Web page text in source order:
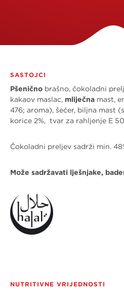
SASTOJCI
Pšenično brašno, čokoladni
kakaov maslac, mliječna mast,
476; aroma), šećer, biljna mast
korice 2%, tvar za rahljenje E
Čokoladni preljev sadrži min.
Može sadržavati lješnjake,
NUTRITIVNE VRIJEDNOSTI